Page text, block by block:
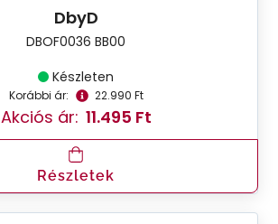
DbyD
DBOF0036 BB00
Készleten
Korábbi ár: 22.990 Ft
Akciós ár: 11.495 Ft
Részletek